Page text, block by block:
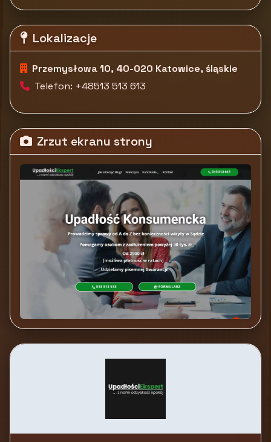
Lokalizacje
Przemysłowa 10, 40-020 Katowice, śląskie
Telefon: +48513 513 613
Zrzut ekranu strony